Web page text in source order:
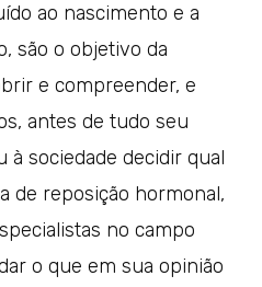
ao nascimento e a
são o objetivo da
e compreender, e
antes de tudo seu
à sociedade decidir qual
de reposição hormonal,
no campo
o que em sua opinião